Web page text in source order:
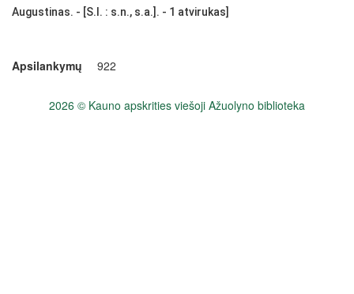
Augustinas. - [S.l. : s.n., s.a.]. - 1 atvirukas]
Apsilankymų 922
2026 © Kauno apskrities viešoji Ažuolyno biblioteka